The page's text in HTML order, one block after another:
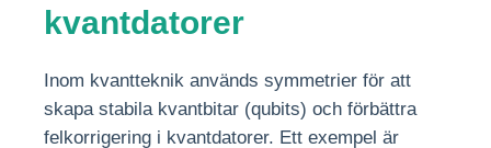
kvantdatorer
Inom kvantteknik används symmetrier för att
skapa stabila kvantbitar (qubits) och förbättra
felkorrigering i kvantdatorer. Ett exempel är